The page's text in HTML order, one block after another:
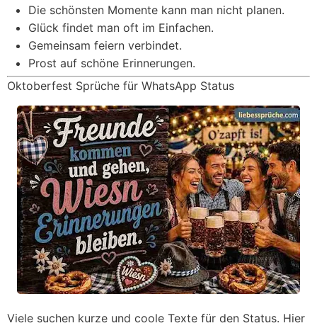
Die schönsten Momente kann man nicht planen.
Glück findet man oft im Einfachen.
Gemeinsam feiern verbindet.
Prost auf schöne Erinnerungen.
Oktoberfest Sprüche für WhatsApp Status
Viele suchen kurze und coole Texte für den Status. Hier